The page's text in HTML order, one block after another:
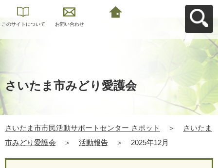
このサイトについて お問い合わせ
さいたま市みどり愛護会
さいたま市市民活動サポートセンター さポット ＞
さいたま
市みどり愛護会
＞ 活動報告 ＞ 2025年12月